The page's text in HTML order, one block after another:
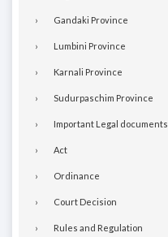
Gandaki Province
Lumbini Province
Karnali Province
Sudurpaschim Province
Important Legal documents
Act
Ordinance
Court Decision
Rules and Regulation